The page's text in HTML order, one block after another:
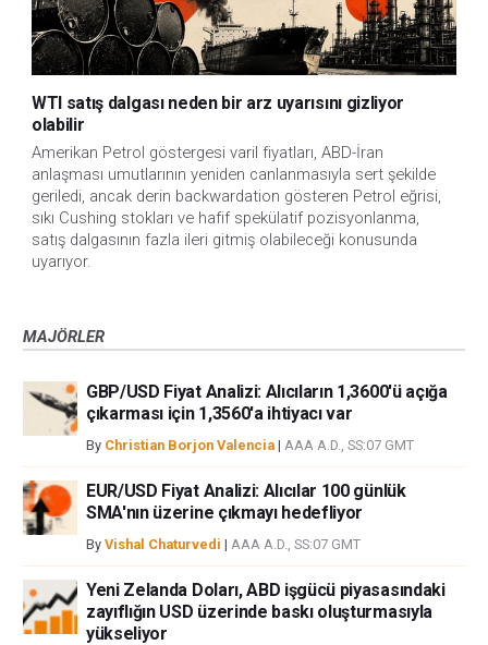
WTI satış dalgası neden bir arz uyarısını gizliyor
olabilir
Amerikan Petrol göstergesi varil fiyatları, ABD-İran
anlaşması umutlarının yeniden canlanmasıyla sert şekilde
geriledi, ancak derin backwardation gösteren Petrol eğrisi,
sıkı Cushing stokları ve hafif spekülatif pozisyonlanma,
satış dalgasının fazla ileri gitmiş olabileceği konusunda
uyarıyor.
MAJÖRLER
GBP/USD Fiyat Analizi: Alıcıların 1,3600'ü açığa
çıkarması için 1,3560'a ihtiyacı var
By Christian Borjon Valencia | AAA A.D., SS:07 GMT
EUR/USD Fiyat Analizi: Alıcılar 100 günlük
SMA'nın üzerine çıkmayı hedefliyor
By Vishal Chaturvedi | AAA A.D., SS:07 GMT
Yeni Zelanda Doları, ABD işgücü piyasasındaki
zayıflığın USD üzerinde baskı oluşturmasıyla
yükseliyor